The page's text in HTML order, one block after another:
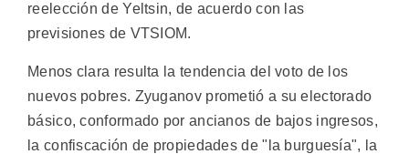
reelección de Yeltsin, de acuerdo con las
previsiones de VTSIOM.
Menos clara resulta la tendencia del voto de los
nuevos pobres. Zyuganov prometió a su electorado
básico, conformado por ancianos de bajos ingresos,
la confiscación de propiedades de "la burguesía", la